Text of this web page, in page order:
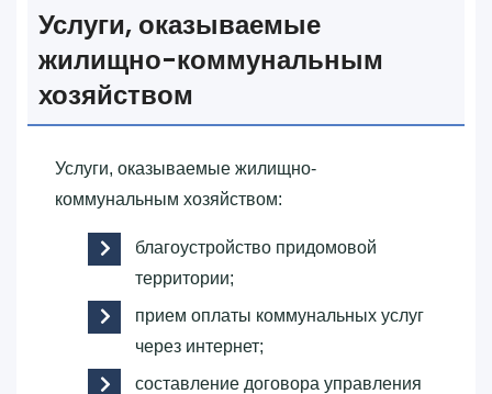
Услуги, оказываемые
жилищно-коммунальным
хозяйством
Услуги, оказываемые жилищно-
коммунальным хозяйством:
благоустройство придомовой
территории;
прием оплаты коммунальных услуг
через интернет;
составление договора управления